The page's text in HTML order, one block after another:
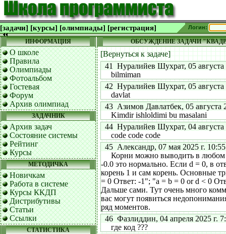
[задачи] [курсы] [олимпиады] [регистрация] Логин:
ИНФОРМАЦИЯ
О школе
Правила
Олимпиады
Фотоальбом
Гостевая
Форум
Архив олимпиад
ЗАДАЧНИК
Архив задач
Состояние системы
Рейтинг
Курсы
МЕТОДИЧКА
Новичкам
Работа в системе
Курсы ККДП
Дистрибутивы
Статьи
Ссылки
СТАТИСТИКА
ОБСУЖДЕНИЕ ЗАДАЧИ
[Вернуться к задаче]
41 Нуралийев Шухрат, 05 августа
bilmiman
42 Нуралийев Шухрат, 05 августа
davlat
43 Азимов Давлатбек, 05 августа
Kimdir ishloldimi bu masalani
44 Нуралийев Шухрат, 04 августа
code code code
45 Александр, 07 мая 2025 г.
Корни можно выводить в любом
-0.0 это нормально. Если d = 0, в
корень 1 и сам корень. Основные
= 0 Ответ: -1"; "a = b = 0 or d < 0
Дальше сами. Тут очень много
вас могут появиться
ряд моментов.
46 Фазлиддин, 04 апреля 2025 г.
где код ???